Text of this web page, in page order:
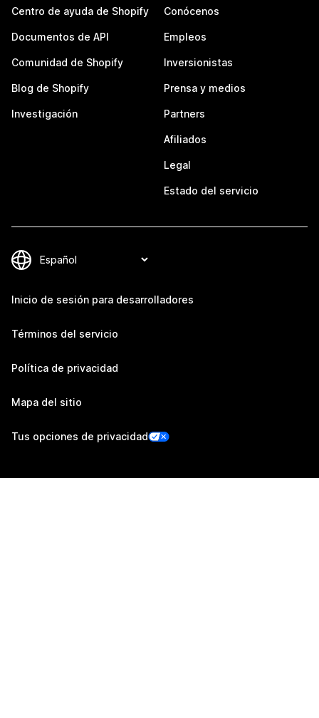
Centro de ayuda de Shopify
Documentos de API
Comunidad de Shopify
Blog de Shopify
Investigación
Conócenos
Empleos
Inversionistas
Prensa y medios
Partners
Afiliados
Legal
Estado del servicio
Inicio de sesión para desarrolladores
Términos del servicio
Política de privacidad
Mapa del sitio
Tus opciones de privacidad